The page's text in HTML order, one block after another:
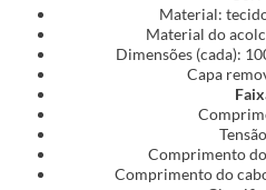
Material:
Material do
Dimensões (cada):
Capa
Comprimento
Comprimento do